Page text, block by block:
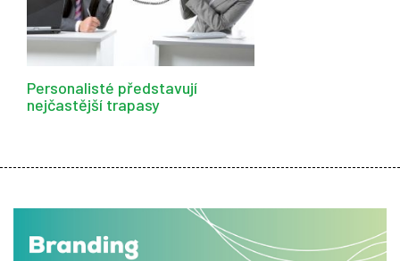
Personalisté představují
nejčastější trapasy